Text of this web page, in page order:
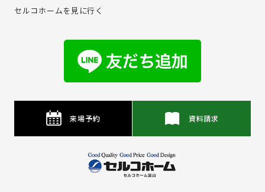
セルコホームを⾒に⾏く
来場予約 資料請求